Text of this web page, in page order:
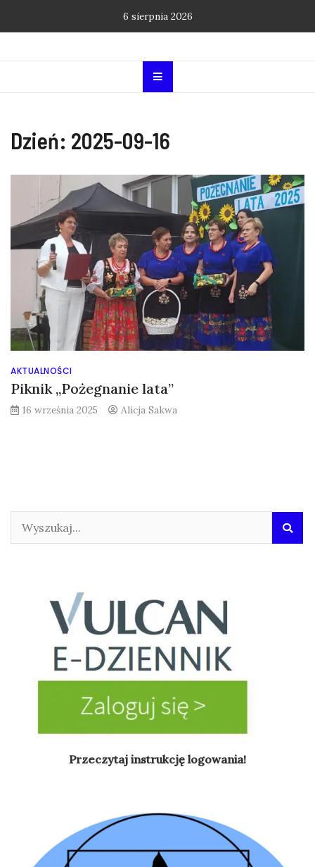
6 sierpnia 2026
Dzień: 2025-09-16
AKTUALNOŚCI
Piknik „Pożegnanie lata”
16 września 2025 Alicja Sakwa
Przeczytaj instrukcję logowania!